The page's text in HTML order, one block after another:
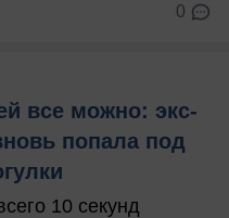
0
все можно: экс-
попала под
10 секунд